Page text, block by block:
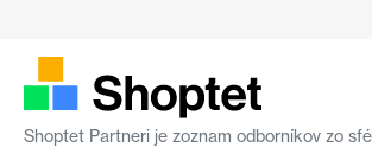
Shoptet Partneri je zoznam odborníkov zo